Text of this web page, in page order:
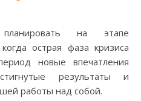
на этапе
острая фаза кризиса
новые впечатления
результаты и
работы над собой.